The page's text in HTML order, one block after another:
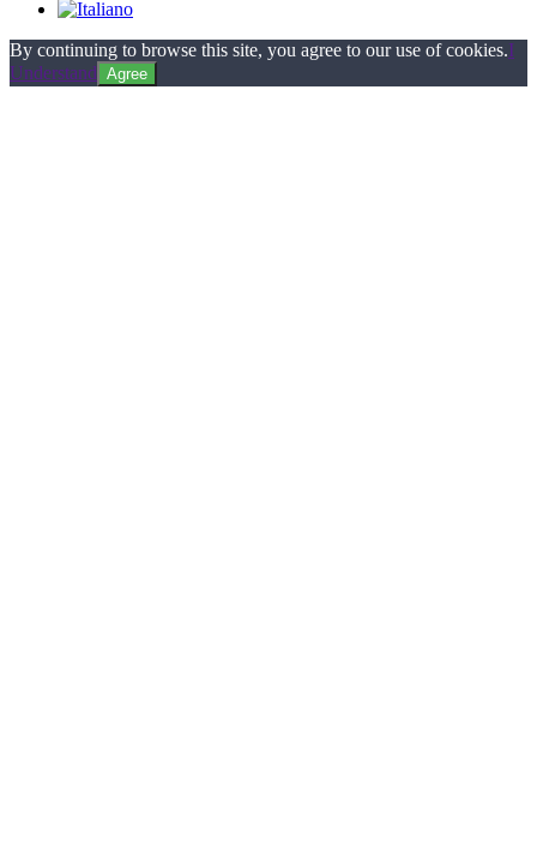
By continuing to browse this site, you agree to our use of cookies.I
Understand Agree